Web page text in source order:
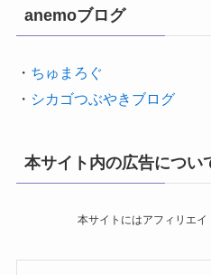
anemoブログ
・ ちゅまろぐ
・ シカゴつぶやきブログ
本サイト内の広告につい
本サイトにはアフィリエ